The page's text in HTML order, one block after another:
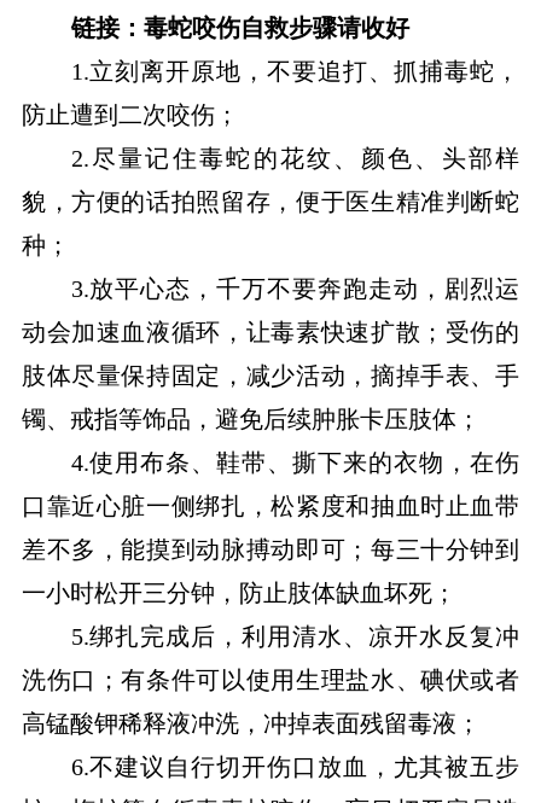
链接：毒蛇咬伤自救步骤请收好
1.立刻离开原地，不要追打、抓捕毒蛇，
防止遭到二次咬伤；
2.尽量记住毒蛇的花纹、颜色、头部样
貌，方便的话拍照留存，便于医生精准判断蛇
种；
3.放平心态，千万不要奔跑走动，剧烈运
动会加速血液循环，让毒素快速扩散；受伤的
肢体尽量保持固定，减少活动，摘掉手表、手
镯、戒指等饰品，避免后续肿胀卡压肢体；
4.使用布条、鞋带、撕下来的衣物，在伤
口靠近心脏一侧绑扎，松紧度和抽血时止血带
差不多，能摸到动脉搏动即可；每三十分钟到
一小时松开三分钟，防止肢体缺血坏死；
5.绑扎完成后，利用清水、凉开水反复冲
洗伤口；有条件可以使用生理盐水、碘伏或者
高锰酸钾稀释液冲洗，冲掉表面残留毒液；
6.不建议自行切开伤口放血，尤其被五步